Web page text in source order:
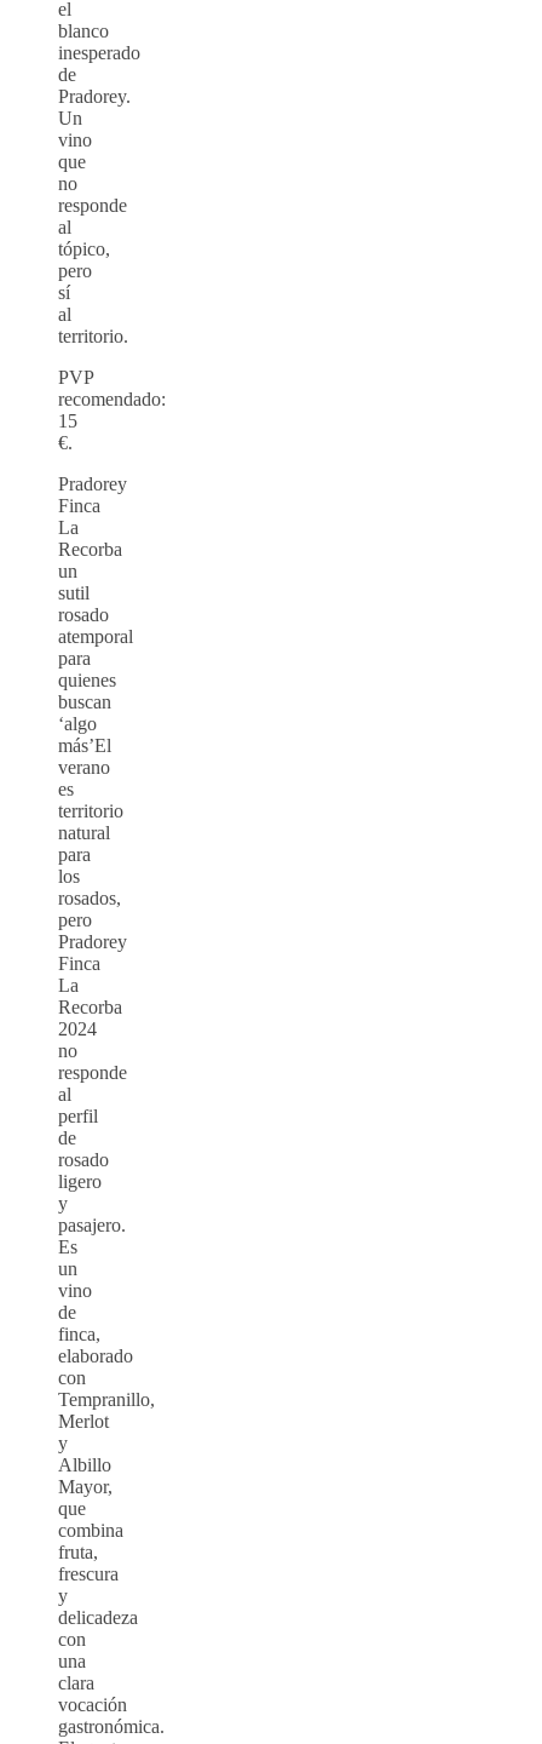
el
blanco
inesperado
de
Pradorey.
Un
vino
que
no
responde
al
tópico,
pero
sí
al
territorio.
PVP
recomendado:
15
€.
Pradorey
Finca
La
Recorba
un
sutil
rosado
atemporal
para
quienes
buscan
‘algo
más’El
verano
es
territorio
natural
para
los
rosados,
pero
Pradorey
Finca
La
Recorba
2024
no
responde
al
perfil
de
rosado
ligero
y
pasajero.
Es
un
vino
de
finca,
elaborado
con
Tempranillo,
Merlot
y
Albillo
Mayor,
que
combina
fruta,
frescura
y
delicadeza
con
una
clara
vocación
gastronómica.